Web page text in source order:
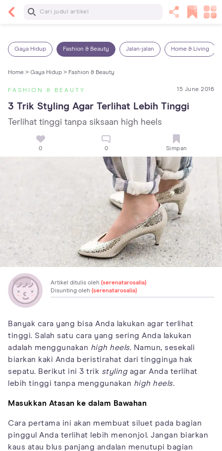
Baca Selanjutnya
Gaya Hidup Fashion & Beauty Jalan-jalan Home & Living
Home > Gaya Hidup > Fashion & Beauty
FASHION & BEAUTY 15 June 2016
3 Trik Styling Agar Terlihat Lebih Tinggi
Terlihat tinggi tanpa siksaan high heels
0 0 Simpan
Artikel ditulis oleh (serenatarosalia)
Disunting oleh (serenatarosalia)
Banyak cara yang bisa Anda lakukan agar terlihat
tinggi. Salah satu cara yang sering Anda lakukan
adalah menggunakan high heels. Namun, sesekali
biarkan kaki Anda beristirahat dari tingginya hak
sepatu. Berikut ini 3 trik stylingagar Anda terlihat
lebih tinggi tanpa menggunakan high heels.
Masukkan Atasan ke dalam Bawahan
Cara pertama ini akan membuat siluet pada bagian
pinggul Anda terlihat lebih menonjol. Jangan biarkan
kaus atau blus panjang andalan menutupi bagian